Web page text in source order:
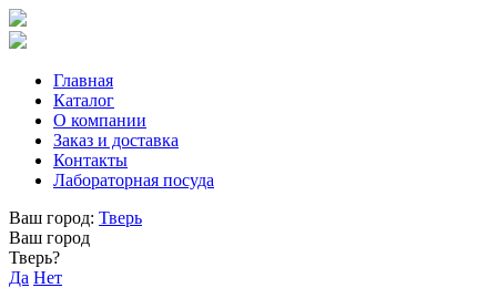
Главная
Каталог
О компании
Заказ и доставка
Контакты
Лабораторная посуда
Ваш город: Тверь
Ваш город
Тверь?
Да Нет